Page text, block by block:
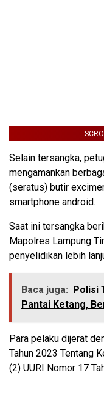
Selain tersangka,
mengamankan
(seratus) butir
smartphone android.
Saat ini tersangka
Mapolres Lampung
penyelidikan lebih
Baca juga:
Polisi
Pantai Ketang,
Para pelaku dijerat
Tahun 2023 Tentang
(2) UURI Nomor 17